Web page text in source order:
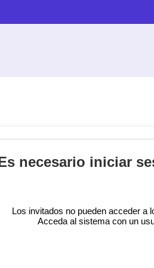
necesario iniciar
Los invitados no pueden acceder a
Acceda al sistema con un